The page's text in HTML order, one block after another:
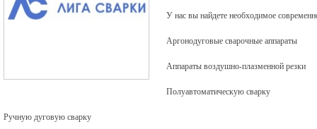
У нас вы найдете необходимое
Аргонодуговые сварочные аппараты
Аппараты воздушно-плазменной резки
Полуавтоматическую сварку
Ручную дуговую сварку